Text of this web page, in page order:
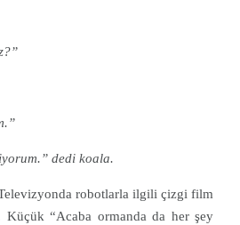
dedi koala.
robotlarla ilgili çizgi film
Küçük “Acaba ormanda da her şey